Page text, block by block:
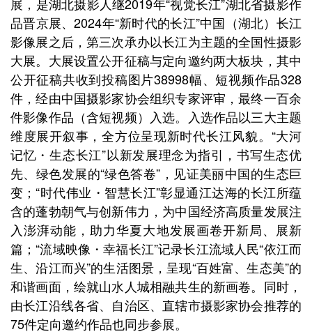
品晋京展、2024年“新时代的长江”中国（湖北）长江
影像展之后，第三次承办以长江为主题的全国性摄影
大展。大展设置公开征稿与定向邀约两大板块，其中
公开征稿共收到投稿图片38998幅、短视频作品328
件，经由中国摄影家协会组织专家评审，最终一百余
件影像作品（含短视频）入选。入选作品以三大主题
维度展开叙事，全方位呈现新时代长江风貌。“大河
记忆・生态长江”以新发展理念为指引，书写生态优
先、绿色发展的“绿色答卷”，见证美丽中国的生态巨
变；“时代伟业・智慧长江”彰显通江达海的长江所蕴
含的蓬勃朝气与创新伟力，为中国经济高质量发展注
入澎湃动能，助力华夏大地发展画卷开新局、展新
篇；“流域映像・幸福长江”记录长江流域人民“依江而
生、沿江而兴”的生活图景，呈现“百姓富、生态美”的
和谐画面，绘就山水人城相融共生的新画卷。同时，
由长江沿线各省、自治区、直辖市摄影家协会推荐的
75件定向邀约作品也同步参展。